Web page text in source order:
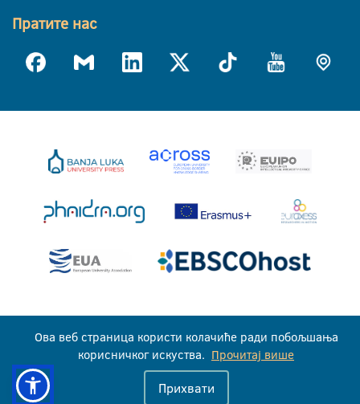
Пратите нас
Универзитет у Бањој Луци © 2026
Сва права задржана
Ова веб страница користи колачиће ради побољшања
корисничког искуства. Прочитај више
Прихвати